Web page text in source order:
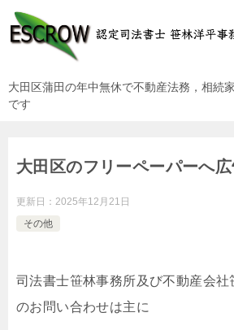
大田区蒲田の年中無休で不動産法務，相続
です
大田区のフリーペーパーへ
更新日： 2025年12月21日
その他
司法書士笹林事務所及び不動産会社
のお問い合わせは主に